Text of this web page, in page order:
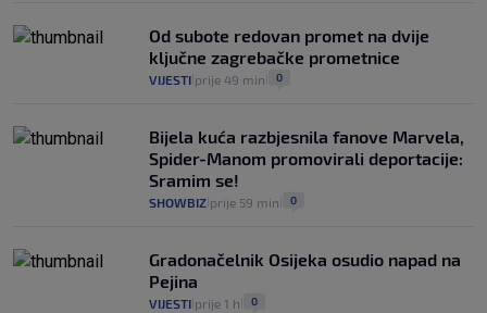
Od subote redovan promet na dvije
ključne zagrebačke prometnice
VIJESTI prije 49 min 0
Bijela kuća razbjesnila fanove Marvela,
Spider-Manom promovirali deportacije:
Sramim se!
SHOWBIZ prije 59 min 0
Gradonačelnik Osijeka osudio napad na
Pejina
VIJESTI prije 1 h 0